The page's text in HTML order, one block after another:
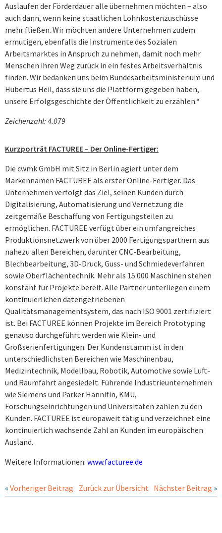
Auslaufen der Förderdauer alle übernehmen möchten – also
auch dann, wenn keine staatlichen Lohnkostenzuschüsse
mehr fließen. Wir möchten andere Unternehmen zudem
ermutigen, ebenfalls die Instrumente des Sozialen
Arbeitsmarktes in Anspruch zu nehmen, damit noch mehr
Menschen ihren Weg zurück in ein festes Arbeitsverhältnis
finden. Wir bedanken uns beim Bundesarbeitsministerium und
Hubertus Heil, dass sie uns die Plattform gegeben haben,
unsere Erfolgsgeschichte der Öffentlichkeit zu erzählen.“
Zeichenzahl: 4.079
Kurzporträt FACTUREE – Der Online-Fertiger:
Die cwmk GmbH mit Sitz in Berlin agiert unter dem
Markennamen FACTUREE als erster Online-Fertiger. Das
Unternehmen verfolgt das Ziel, seinen Kunden durch
Digitalisierung, Automati­sierung und Vernetzung die
zeitgemäße Beschaffung von Ferti­gungsteilen zu
ermöglichen. FACTUREE verfügt über ein umfangreiches
Produktionsnetzwerk von über 2000 Fertigungs­partnern aus
nahezu allen Bereichen, darunter CNC-Bearbeitung,
Blechbearbeitung, 3D-Druck, Guss- und Schmiedeverfahren
sowie Oberflächentechnik. Mehr als 15.000 Maschinen stehen
konstant für Projekte bereit. Alle Partner unterliegen einem
kontinuierlichen datengetriebenen
Qualitätsmanagementsystem, das nach ISO 9001 zerti­fiziert
ist. Bei FACTUREE können Projekte im Bereich Prototyping
genauso durchgeführt werden wie Klein- und
Großserienfertigungen. Der Kundenstamm ist in den
unterschiedlichsten Bereichen wie Maschinenbau,
Medizintechnik, Modellbau, Robotik, Automotive sowie Luft-
und Raumfahrt angesiedelt. Führende Industrieunternehmen
wie Siemens und Parker Hannifin, KMU,
Forschungseinrichtungen und Universi­täten zählen zu den
Kunden. FACTUREE ist europaweit tätig und verzeichnet eine
kontinuier­lich wachsende Zahl an Kunden im europäischen
Ausland.
Weitere Informationen: www.facturee.de
« Vorheriger Beitrag Zurück zur Übersicht Nächster Beitrag »